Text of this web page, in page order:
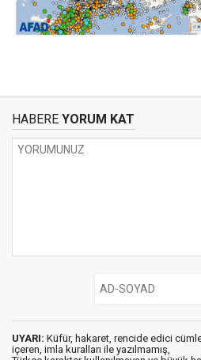
HABERE YORUM KAT
UYARI: Küfür, hakaret, rencide edici
içeren, imla kuralları ile yazılmamış,